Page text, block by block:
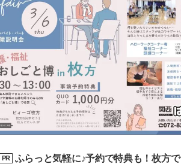
PR
ふらっと気軽に♪予約で特典も！枚方で